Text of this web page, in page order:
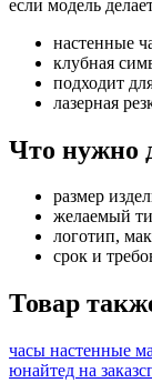
если модель
настенные
клубная
подходит
лазерная
Что нужно
размер
желаемый
логотип,
срок и
Товар
часы настенные
юнайтед на заказ